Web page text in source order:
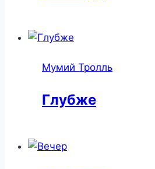
Мумий Тролль
Глубже